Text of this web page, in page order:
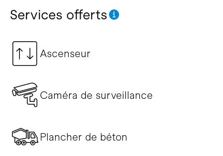
Services offerts
Ascenseur
Caméra de surveillance
Plancher de béton